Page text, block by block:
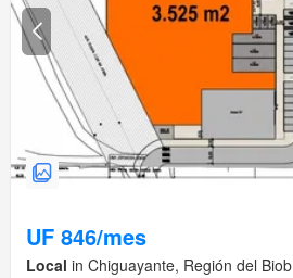
UF 846/mes
Local in Chiguayante, Región del